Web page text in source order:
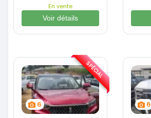
En vente
Voir détails
6
SPÉCIAL
6